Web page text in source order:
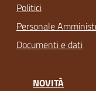
Politici
Personale
Documenti e dati
NOVITÀ